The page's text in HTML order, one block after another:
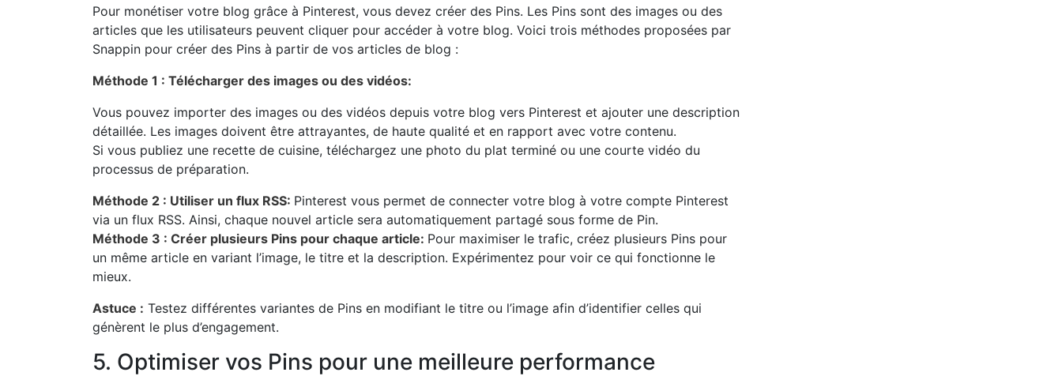
Pour monétiser votre blog grâce à Pinterest, vous devez créer des Pins. Les Pins sont des images ou des
articles que les utilisateurs peuvent cliquer pour accéder à votre blog. Voici trois méthodes proposées par
Snappin pour créer des Pins à partir de vos articles de blog :
Méthode 1 : Télécharger des images ou des vidéos:
Vous pouvez importer des images ou des vidéos depuis votre blog vers Pinterest et ajouter une description
détaillée. Les images doivent être attrayantes, de haute qualité et en rapport avec votre contenu.
Si vous publiez une recette de cuisine, téléchargez une photo du plat terminé ou une courte vidéo du
processus de préparation.
Méthode 2 : Utiliser un flux RSS: Pinterest vous permet de connecter votre blog à votre compte Pinterest
via un flux RSS. Ainsi, chaque nouvel article sera automatiquement partagé sous forme de Pin.
Méthode 3 : Créer plusieurs Pins pour chaque article: Pour maximiser le trafic, créez plusieurs Pins pour
un même article en variant l’image, le titre et la description. Expérimentez pour voir ce qui fonctionne le
mieux.
Astuce : Testez différentes variantes de Pins en modifiant le titre ou l’image afin d’identifier celles qui
génèrent le plus d’engagement.
5. Optimiser vos Pins pour une meilleure performance